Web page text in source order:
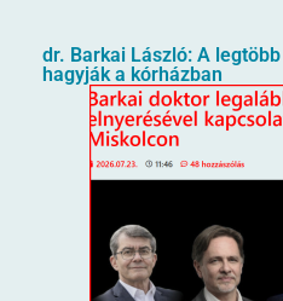
dr. Barkai László: A
hagyják a kórházban